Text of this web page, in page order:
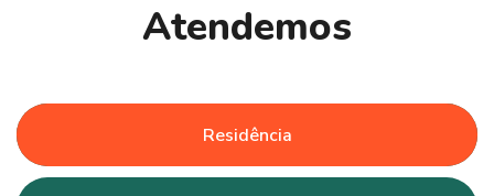
Atendemos
Residência